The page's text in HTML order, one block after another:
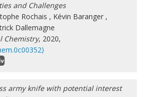
and Challenges
Rochais , Kévin Baranger ,
Dallemagne
Chemistry, 2020,
army knife with potential interest